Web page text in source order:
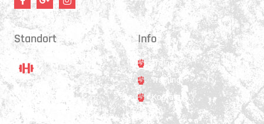
Standort
Standort
Hauptstrasse 31
3250 Lyss
Info
Trainer
Training
Kontakt